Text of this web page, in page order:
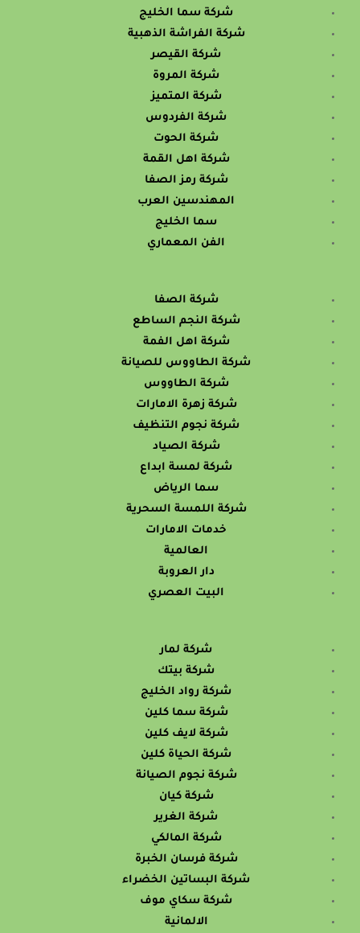
شركة سما الخليج
شركة الفراشة الذهبية
شركة القيصر
شركة المروة
شركة المتميز
شركة الفردوس
شركة الحوت
شركة اهل القمة
شركة رمز الصفا
المهندسين العرب
سما الخليج
الفن المعماري
شركة الصفا
شركة النجم الساطع
شركة اهل الفمة
شركة الطاووس للصيانة
شركة الطاووس
شركة زهرة الامارات
شركة نجوم التنظيف
شركة الصياد
شركة لمسة ابداع
سما الرياض
شركة اللمسة السحرية
خدمات الامارات
العالمية
دار العروبة
البيت العصري
شركة لمار
شركة بيتك
شركة رواد الخليج
شركة سما كلين
شركة لايف كلين
شركة الحياة كلين
شركة نجوم الصيانة
شركة كيان
شركة الغرير
شركة المالكي
شركة فرسان الخبرة
شركة البساتين الخضراء
شركة سكاي موف
الالمانية